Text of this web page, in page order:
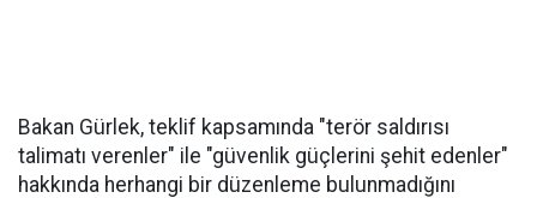
Bakan Gürlek, teklif kapsamında "terör saldırısı
talimatı verenler" ile "güvenlik güçlerini şehit edenler"
hakkında herhangi bir düzenleme bulunmadığını